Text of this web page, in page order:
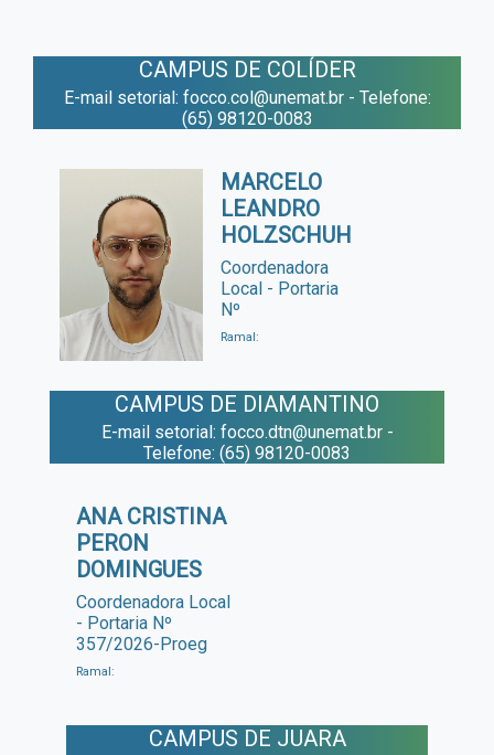
CAMPUS DE COLÍDER
E-mail setorial: focco.col@unemat.br - Telefone:
(65) 98120-0083
MARCELO
LEANDRO
HOLZSCHUH
Coordenadora
Local - Portaria
Nº
Ramal:
CAMPUS DE DIAMANTINO
E-mail setorial: focco.dtn@unemat.br -
Telefone: (65) 98120-0083
ANA CRISTINA
PERON
DOMINGUES
Coordenadora Local
- Portaria Nº
357/2026-Proeg
Ramal:
CAMPUS DE JUARA